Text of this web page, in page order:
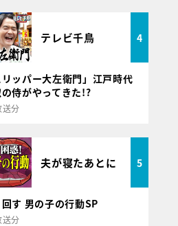
テレビ千鳥 4
リッパー大左衛門」江戸時代
侍がやってきた!?
分
夫が寝たあとに 5
す 男の子の行動SP
分